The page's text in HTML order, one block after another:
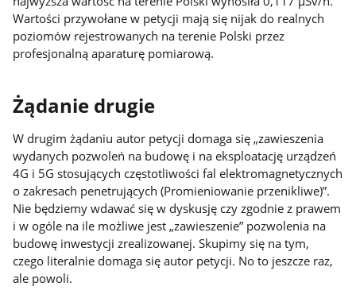
Wartości przywołane w petycji mają się nijak do realnych
poziomów rejestrowanych na terenie Polski przez
profesjonalną aparaturę pomiarową.
Żądanie drugie
W drugim żądaniu autor petycji domaga się „zawieszenia
wydanych pozwoleń na budowę i na eksploatację urządzeń
4G i 5G stosujących częstotliwości fal elektromagnetycznych
o zakresach penetrujących (Promieniowanie przenikliwe)”.
Nie będziemy wdawać się w dyskusję czy zgodnie z prawem
i w ogóle na ile możliwe jest „zawieszenie” pozwolenia na
budowę inwestycji zrealizowanej. Skupimy się na tym,
czego literalnie domaga się autor petycji. No to jeszcze raz,
ale powoli.